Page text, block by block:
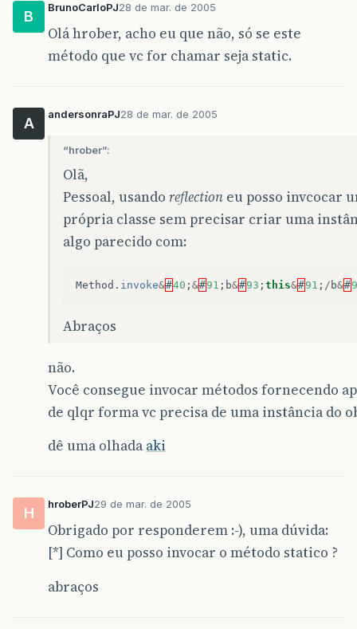
B
BrunoCarloPJ28 de mar. de 2005
Olá hrober, acho eu que não, só se este
método que vc for chamar seja static.
A
andersonraPJ28 de mar. de 2005
“hrober”:
Olã,
Pessoal, usando reflection eu posso invcocar
própria classe sem precisar criar uma
algo parecido com:
Method . invoke&#40 ; &#91 ; b&#93 ; this&#91 ; / b&#
Abraços
não.
Você consegue invocar métodos fornecendo
de qlqr forma vc precisa de uma instância do
dê uma olhada aki
H
hroberPJ29 de mar. de 2005
Obrigado por responderem :-), uma dúvida:
[*] Como eu posso invocar o método statico ?
abraços